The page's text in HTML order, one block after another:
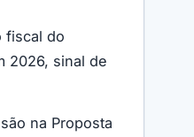
fiscal do
2026, sinal de
na Proposta